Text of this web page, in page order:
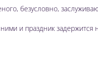
безусловно,
и праздник задержится